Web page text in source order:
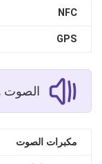
NFC
GPS
الصوت
مكبرات الصوت